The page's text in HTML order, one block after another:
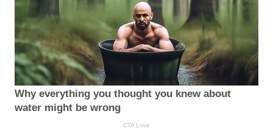
Why everything you thought you knew about
water might be wrong
CTA Love